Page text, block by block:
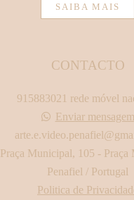
SAIBA MAIS
CONTACTO
915883021 rede móvel
Enviar mensagem
Praça Municipal, 105 - Praça
Penafiel / Portugal
Politica de